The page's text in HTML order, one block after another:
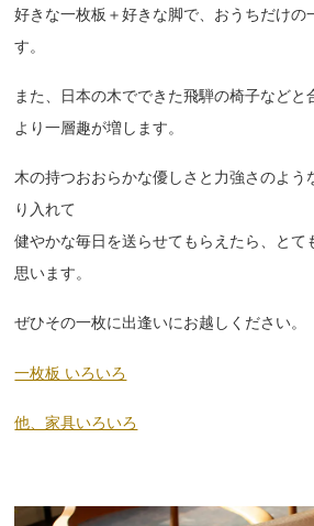
好きな一枚板＋好きな脚で、おうちだけの
す。
また、日本の木でできた飛騨の椅子などと
より一層趣が増します。
木の持つおおらかな優しさと力強さのよう
り入れて
健やかな毎日を送らせてもらえたら、とて
思います。
ぜひその一枚に出逢いにお越しください。
一枚板 いろいろ
他、家具いろいろ